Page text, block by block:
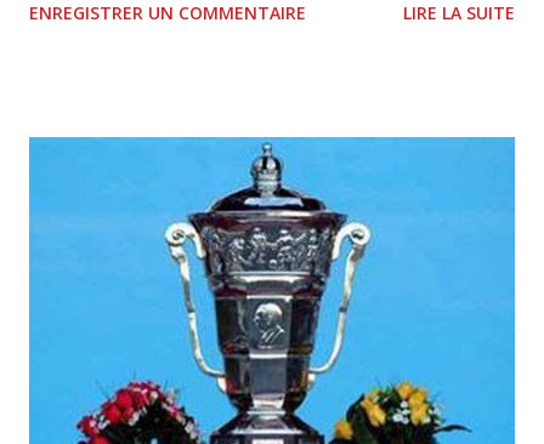
2, Badr Kachani a ouvert la marque à la 38e pour les
joueurs soussis, et ont réussi à mener au score à la dernière
minute du temps réglementaire grâce à un but de Mourad
Benchrifa. Son poursuivant direct le CRA de son coté a
chuté à domicile face à l'OCK sur le score de 0 - 2. La
bonne affaire de la semaine a été réalisée par le Moghreb
de Tetouan qui s'est hissé à la deuxième place après avoir
remporté trois précieux points sur la pelouse du complexe
Moulay Abdallah face aux FAR grâce à un but marqué par
Abdeladim Khadrouf à la 61e...
ENREGISTRER UN COMMENTAIRE LIRE LA SUITE